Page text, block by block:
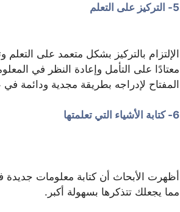
5- التركيز على التعلم
الإلتزام بالتركيز بشكل متعمد على
معتادًا على التأمل وإعادة النظر في
المفتاح لإدراجه بطريقة مجدية ودائمة
6- كتابة الأشياء التي تعلمتها
أظهرت الأبحاث أن كتابة معلومات
مما يجعلك تتذكرها بسهولة أكبر.